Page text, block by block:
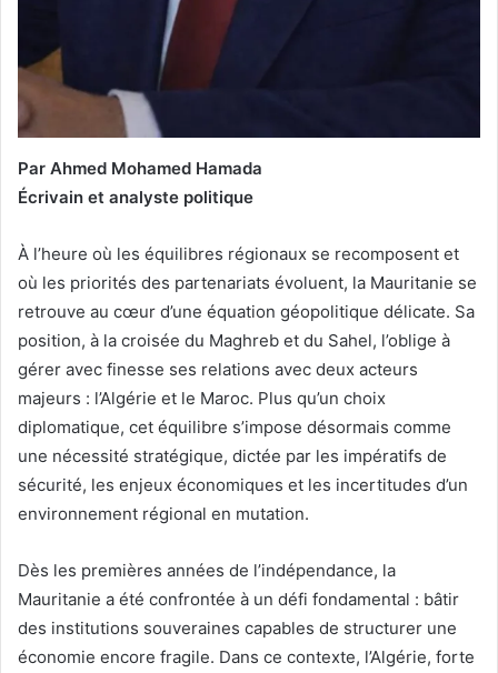
Par Ahmed Mohamed Hamada
Écrivain et analyste politique
À l’heure où les équilibres régionaux se recomposent et
où les priorités des partenariats évoluent, la Mauritanie se
retrouve au cœur d’une équation géopolitique délicate. Sa
position, à la croisée du Maghreb et du Sahel, l’oblige à
gérer avec finesse ses relations avec deux acteurs
majeurs : l’Algérie et le Maroc. Plus qu’un choix
diplomatique, cet équilibre s’impose désormais comme
une nécessité stratégique, dictée par les impératifs de
sécurité, les enjeux économiques et les incertitudes d’un
environnement régional en mutation.
Dès les premières années de l’indépendance, la
Mauritanie a été confrontée à un défi fondamental : bâtir
des institutions souveraines capables de structurer une
économie encore fragile. Dans ce contexte, l’Algérie, forte